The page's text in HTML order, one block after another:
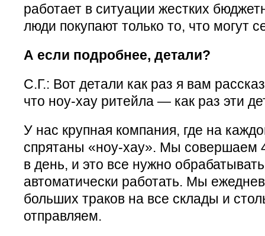
работает в ситуации жестких
люди покупают только то, что могут
А если подробнее, детали?
С.Г.: Вот детали как раз я вам
что ноу-хау ритейла — как раз эти
У нас крупная компания, где на
спрятаны «ноу-хау». Мы совершаем
в день, и это все нужно
автоматически работать. Мы
больших траков на все склады и
отправляем.